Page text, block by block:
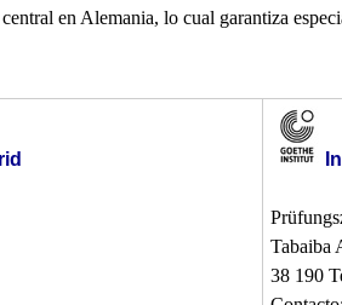
en Alemania, lo cual garantiza
Tabaiba
38 190